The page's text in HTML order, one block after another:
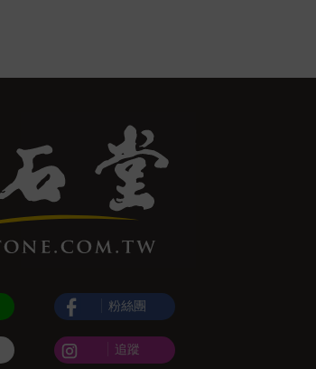
粉絲團
追蹤